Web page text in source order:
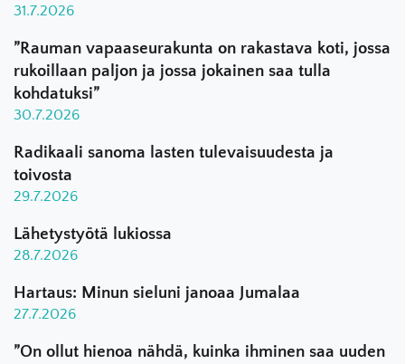
31.7.2026
”Rauman vapaaseurakunta on rakastava koti, jossa
rukoillaan paljon ja jossa jokainen saa tulla
kohdatuksi”
30.7.2026
Radikaali sanoma lasten tulevaisuudesta ja
toivosta
29.7.2026
Lähetystyötä lukiossa
28.7.2026
Hartaus: Minun sieluni janoaa Jumalaa
27.7.2026
”On ollut hienoa nähdä, kuinka ihminen saa uuden